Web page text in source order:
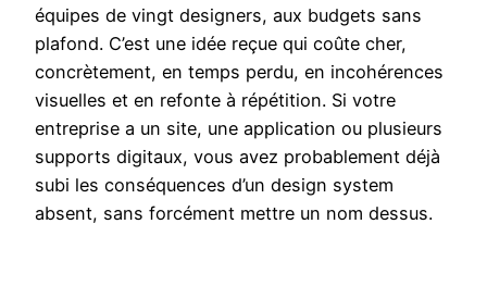
équipes de vingt designers, aux budgets sans
plafond. C’est une idée reçue qui coûte cher,
concrètement, en temps perdu, en incohérences
visuelles et en refonte à répétition. Si votre
entreprise a un site, une application ou plusieurs
supports digitaux, vous avez probablement déjà
subi les conséquences d’un design system
absent, sans forcément mettre un nom dessus.